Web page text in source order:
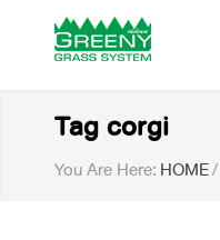
Tag corgi
You Are Here: HOME/